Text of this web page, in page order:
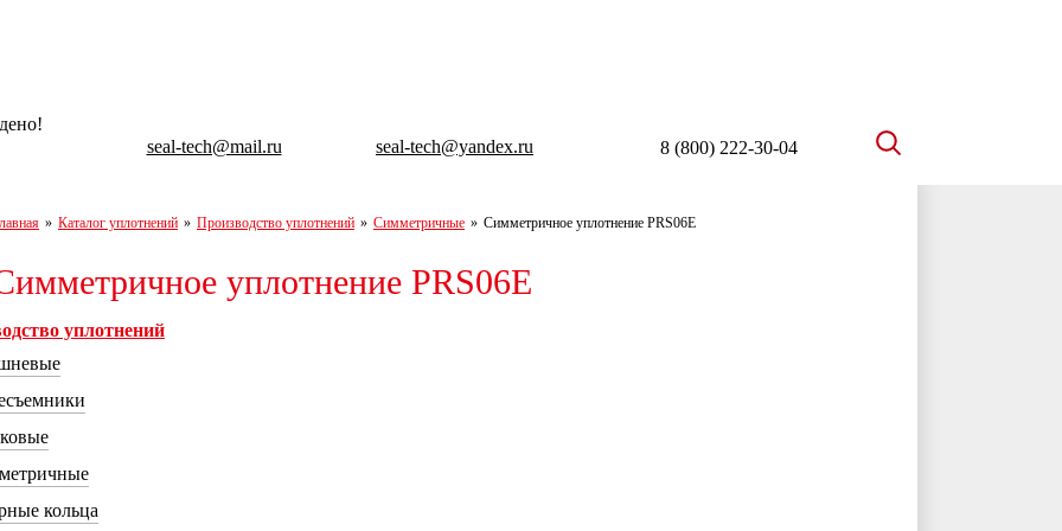
seal-tech@mail.ru
seal-tech@yandex.ru 8 (800) 222-30-04
» Каталог уплотнений » Производство уплотнений » Симметричные » Симметричное уплотнение PRS06E
уплотнение PRS06E
уплотнений
кольца